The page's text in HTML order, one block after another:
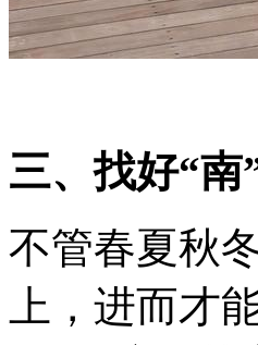
三、找好“南
不管春夏秋
上，进而才